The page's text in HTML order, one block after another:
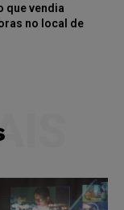
que vendia
no local de